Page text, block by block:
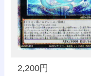
2,200円